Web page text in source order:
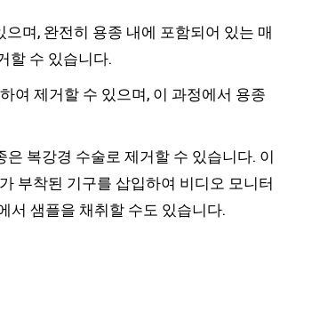
으며, 완전히 용종 내에 포함되어 있는 매
할 수 있습니다.
여 제거할 수 있으며, 이 과정에서 용종
복강경 수술로 제거할 수 있습니다. 이
부착된 기구를 삽입하여 비디오 모니터
서 샘플을 채취할 수도 있습니다.